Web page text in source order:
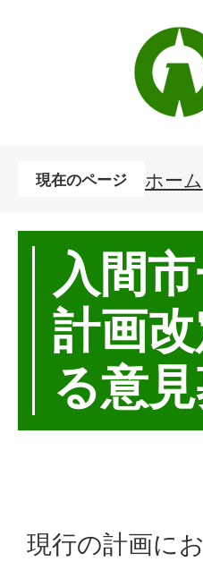
現在のページ ホーム
入間
計画
る意
現行の計画に